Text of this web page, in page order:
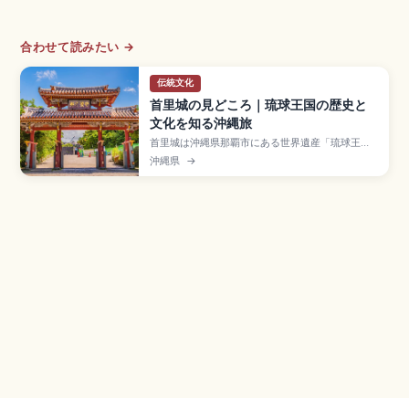
合わせて読みたい →
伝統文化
首里城の見どころ｜琉球王国の歴史と
文化を知る沖縄旅
首里城は沖縄県那覇市にある世界遺産「琉球王国
のグスク及び関連遺産群」の構成資産で、約450
年間にわたり琉球王国の中心として栄えた王宮。
沖縄県 →